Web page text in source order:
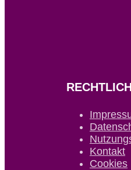
Kontakt
Cookies